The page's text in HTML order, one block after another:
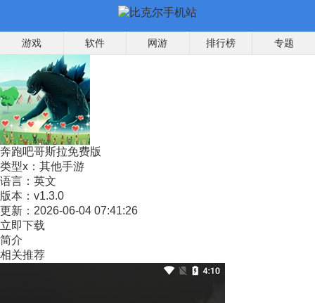
游戏 软件 网游 排行榜 专题
奔跑吧哥斯拉免费版
类型x： 其他手游
语言： 英文
版本： v1.3.0
更新： 2026-06-04 07:41:26
立即下载
简介
相关推荐